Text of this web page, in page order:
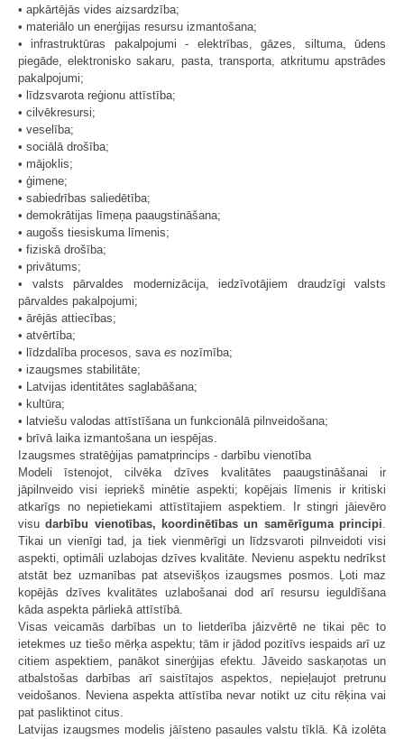
• apkārtējās vides aizsardzība;
• materiālo un enerģijas resursu izmantošana;
• infrastruktūras pakalpojumi - elektrības, gāzes, siltuma, ūdens
piegāde, elektronisko sakaru, pasta, transporta, atkritumu apstrādes
pakalpojumi;
• līdzsvarota reģionu attīstība;
• cilvēkresursi;
• veselība;
• sociālā drošība;
• mājoklis;
• ģimene;
• sabiedrības saliedētība;
• demokrātijas līmeņa paaugstināšana;
• augošs tiesiskuma līmenis;
• fiziskā drošība;
• privātums;
• valsts pārvaldes modernizācija, iedzīvotājiem draudzīgi valsts
pārvaldes pakalpojumi;
• ārējās attiecības;
• atvērtība;
• līdzdalība procesos, sava es nozīmība;
• izaugsmes stabilitāte;
• Latvijas identitātes saglabāšana;
• kultūra;
• latviešu valodas attīstīšana un funkcionālā pilnveidošana;
• brīvā laika izmantošana un iespējas.
Izaugsmes stratēģijas pamatprincips - darbību vienotība
Modeli īstenojot, cilvēka dzīves kvalitātes paaugstināšanai ir
jāpilnveido visi iepriekš minētie aspekti; kopējais līmenis ir kritiski
atkarīgs no nepietiekami attīstītajiem aspektiem. Ir stingri jāievēro
visudarbību vienotības, koordinētības un samērīguma principi.
Tikai un vienīgi tad, ja tiek vienmērīgi un līdzsvaroti pilnveidoti visi
aspekti, optimāli uzlabojas dzīves kvalitāte. Nevienu aspektu nedrīkst
atstāt bez uzmanības pat atsevišķos izaugsmes posmos. Ļoti maz
kopējās dzīves kvalitātes uzlabošanai dod arī resursu ieguldīšana
kāda aspekta pārliekā attīstībā.
Visas veicamās darbības un to lietderība jāizvērtē ne tikai pēc to
ietekmes uz tiešo mērķa aspektu; tām ir jādod pozitīvs iespaids arī uz
citiem aspektiem, panākot sinerģijas efektu. Jāveido saskaņotas un
atbalstošas darbības arī saistītajos aspektos, nepieļaujot pretrunu
veidošanos. Neviena aspekta attīstība nevar notikt uz citu rēķina vai
pat pasliktinot citus.
Latvijas izaugsmes modelis jāīsteno pasaules valstu tīklā. Kā izolēta